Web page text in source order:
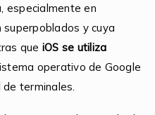
especialmente en
y cuya
que iOS se utiliza
operativo de Google
terminales.